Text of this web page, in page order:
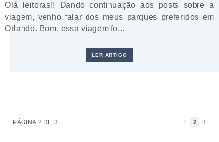
Olá leitoras!! Dando continuação aos posts sobre a
viagem, venho falar dos meus parques preferidos em
Orlando. Bom, essa viagem fo...
LER ARTIGO
PÁGINA 2 DE 3 1 2 3